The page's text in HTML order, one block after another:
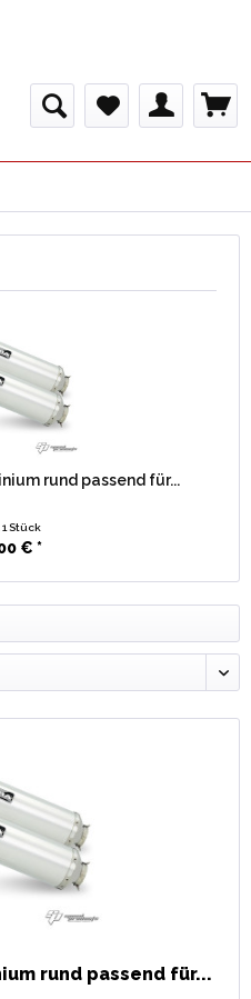
rund passend für...
1 Stück
€ *
rund passend für...